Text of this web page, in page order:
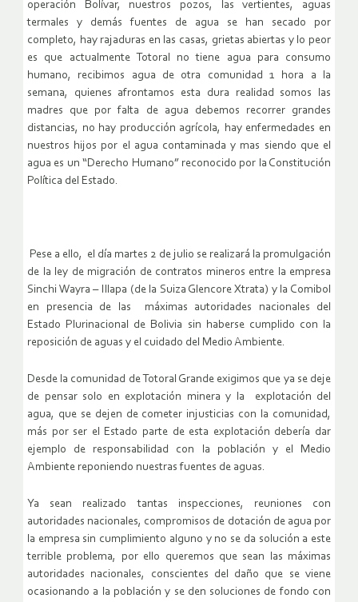
operación Bolívar, nuestros pozos, las vertientes, aguas
termales y demás fuentes de agua se han secado por
completo, hay rajaduras en las casas, grietas abiertas y lo peor
es que actualmente Totoral no tiene agua para consumo
humano, recibimos agua de otra comunidad 1 hora a la
semana, quienes afrontamos esta dura realidad somos las
madres que por falta de agua debemos recorrer grandes
distancias, no hay producción agrícola, hay enfermedades en
nuestros hijos por el agua contaminada y mas siendo que el
agua es un “Derecho Humano” reconocido por la Constitución
Política del Estado.
Pese a ello, el día martes 2 de julio se realizará la promulgación
de la ley de migración de contratos mineros entre la empresa
Sinchi Wayra – Illapa (de la Suiza Glencore Xtrata) y la Comibol
en presencia de las máximas autoridades nacionales del
Estado Plurinacional de Bolivia sin haberse cumplido con la
reposición de aguas y el cuidado del Medio Ambiente.
Desde la comunidad de Totoral Grande exigimos que ya se deje
de pensar solo en explotación minera y la explotación del
agua, que se dejen de cometer injusticias con la comunidad,
más por ser el Estado parte de esta explotación debería dar
ejemplo de responsabilidad con la población y el Medio
Ambiente reponiendo nuestras fuentes de aguas.
Ya sean realizado tantas inspecciones, reuniones con
autoridades nacionales, compromisos de dotación de agua por
la empresa sin cumplimiento alguno y no se da solución a este
terrible problema, por ello queremos que sean las máximas
autoridades nacionales, conscientes del daño que se viene
ocasionando a la población y se den soluciones de fondo con